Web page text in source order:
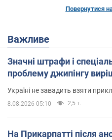
Повернутися
Важливе
Значні штрафи і
проблему джипінгу
Україні не завадить взяти
8.08.2026 05:10 2,5 т.
На Прикарпатті після